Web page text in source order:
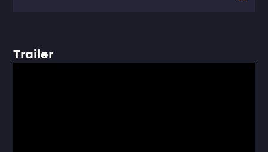
Trailer